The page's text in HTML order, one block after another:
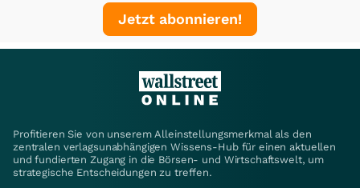
Jetzt abonnieren!
Profitieren Sie von unserem Alleinstellungsmerkmal als den
zentralen verlagsunabhängigen Wissens-Hub für einen aktuellen
und fundierten Zugang in die Börsen- und Wirtschaftswelt, um
strategische Entscheidungen zu treffen.